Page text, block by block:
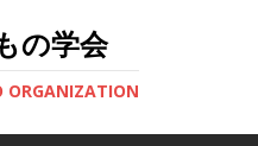
の学会
ORGANIZATION